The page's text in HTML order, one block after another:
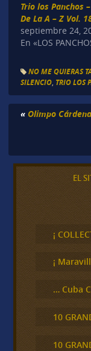
Trio los Panchos
De La A – Z Vol.
septiembre 24,
En «LOS
NO ME QUIERAS
SILENCIO, TRIO LOS
« Olimpo
EL
¡
¡
… Cuba
10
10